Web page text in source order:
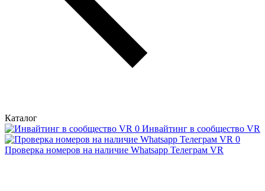
Каталог
Инвайтинг в сообщество VR
Проверка номеров на наличие Whatsapp Телеграм VR